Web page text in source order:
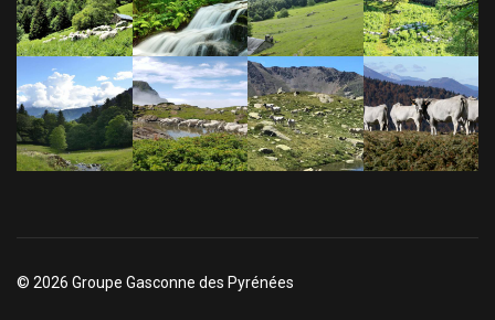
© 2026 Groupe Gasconne des Pyrénées